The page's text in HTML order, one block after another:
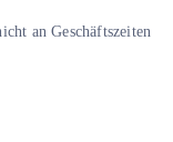
an Geschäftszeiten